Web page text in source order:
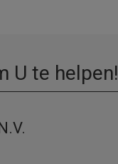
U te helpen!